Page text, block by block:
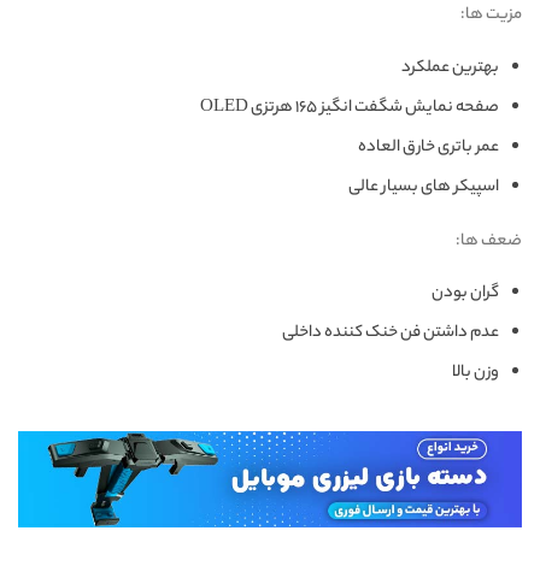
مزیت ها:
بهترین عملکرد
صفحه نمایش شگفت انگیز ۱۶۵ هرتزی OLED
عمر باتری خارق العاده
اسپیکر های بسیار عالی
ضعف ها:
گران بودن
عدم داشتن فن خنک کننده داخلی
وزن بالا